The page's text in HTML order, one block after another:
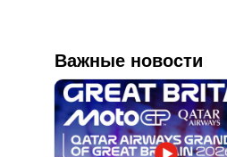
Важные новости